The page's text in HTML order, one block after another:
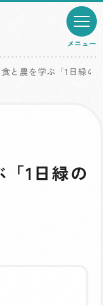
メニュー
と農を学ぶ「1日緑の
1日緑の